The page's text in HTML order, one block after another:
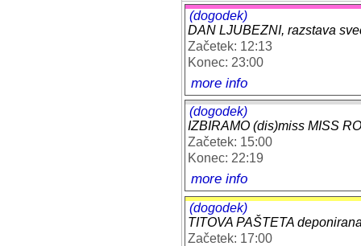
(dogodek)
DAN LJUBEZNI, razstava
Začetek: 12:13
Konec: 23:00
more info
(dogodek)
IZBIRAMO (dis)miss MISS
Začetek: 15:00
Konec: 22:19
more info
(dogodek)
TITOVA PAŠTETA
Začetek: 17:00